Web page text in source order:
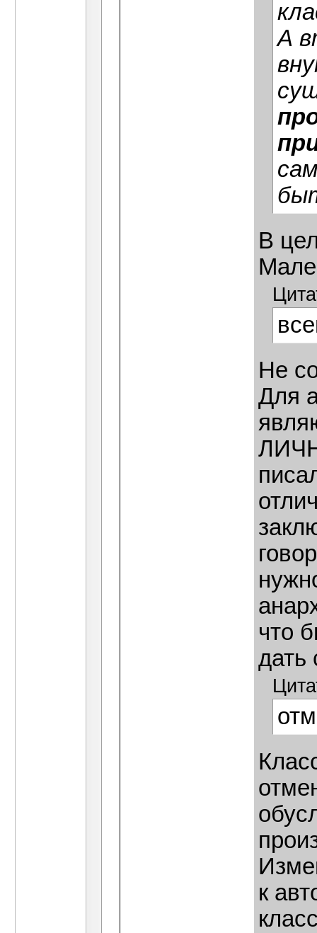
А
В
Не
Для
что
дать
к